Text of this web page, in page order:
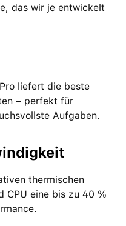
das wir je entwickelt
liefert die beste
– perfekt für
Aufgaben.
thermischen
CPU eine bis zu 40 %